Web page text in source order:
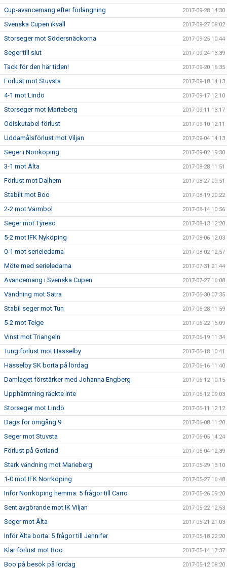
Cup-avancemang efter förlängning 2017-09-28 14:30
Svenska Cupen ikväll 2017-09-27 08:02
Storseger mot Södersnäckorna 2017-09-25 10:44
Seger till slut 2017-09-24 13:39
Tack för den här tiden! 2017-09-20 16:35
Förlust mot Stuvsta 2017-09-18 14:13
4-1 mot Lindö 2017-09-17 12:10
Storseger mot Marieberg 2017-09-11 13:17
Odiskutabel förlust 2017-09-10 12:11
Uddamålsförlust mot Viljan 2017-09-04 14:13
Seger i Norrköping 2017-09-02 19:30
3-1 mot Älta 2017-08-28 11:51
Förlust mot Dalhem 2017-08-27 09:51
Stabilt mot Boo 2017-08-19 20:22
2-2 mot Värmbol 2017-08-14 10:56
Seger mot Tyresö 2017-08-13 12:20
5-2 mot IFK Nyköping 2017-08-06 12:03
0-1 mot serieledarna 2017-08-02 12:57
Möte med serieledarna 2017-07-31 21:44
Avancemang i Svenska Cupen 2017-07-27 16:08
Vändning mot Sätra 2017-06-30 07:35
Stabil seger mot Tun 2017-06-28 11:59
5-2 mot Telge 2017-06-22 15:09
Vinst mot Triangeln 2017-06-19 11:34
Tung förlust mot Hässelby 2017-06-18 10:41
Hässelby SK borta på lördag 2017-06-16 11:40
Damlaget förstärker med Johanna Engberg 2017-06-12 10:15
Upphämtning räckte inte 2017-06-12 09:03
Storseger mot Lindö 2017-06-11 12:12
Dags för omgång 9 2017-06-08 11:20
Seger mot Stuvsta 2017-06-05 14:24
Förlust på Gotland 2017-06-04 12:39
Stark vändning mot Marieberg 2017-05-29 13:10
1-0 mot IFK Norrköping 2017-05-27 16:48
Inför Norrköping hemma: 5 frågor till Carro 2017-05-26 09:20
Sent avgörande mot IK Viljan 2017-05-22 12:53
Seger mot Älta 2017-05-21 21:03
Inför Älta borta: 5 frågor till Jennifer 2017-05-18 22:20
Klar förlust mot Boo 2017-05-14 17:37
Boo på besök på lördag 2017-05-12 08:20